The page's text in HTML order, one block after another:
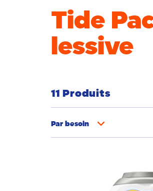
Tide
lessive
11 Produits
Par besoin